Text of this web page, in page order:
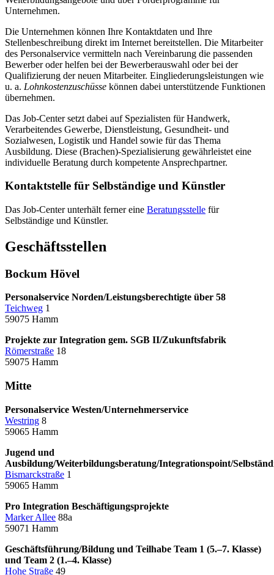
Unternehmen.
Die Unternehmen können Ihre Kontaktdaten und Ihre
Stellenbeschreibung direkt im Internet bereitstellen. Die Mitarbeiter
des Personalservice vermitteln nach Vereinbarung die passenden
Bewerber oder helfen bei der Bewerberauswahl oder bei der
Qualifizierung der neuen Mitarbeiter. Eingliederungsleistungen wie
u. a. Lohnkostenzuschüsse können dabei unterstützende Funktionen
übernehmen.
Das Job-Center setzt dabei auf Spezialisten für Handwerk,
Verarbeitendes Gewerbe, Dienstleistung, Gesundheit- und
Sozialwesen, Logistik und Handel sowie für das Thema
Ausbildung. Diese (Brachen)-Spezialisierung gewährleistet eine
individuelle Beratung durch kompetente Ansprechpartner.
Kontaktstelle für Selbständige und Künstler
Das Job-Center unterhält ferner eine Beratungsstelle für
Selbständige und Künstler.
Geschäftsstellen
Bockum Hövel
Personalservice Norden/Leistungsberechtigte über 58
Teichweg 1
59075 Hamm
Projekte zur Integration gem. SGB II/Zukunftsfabrik
Römerstraße 18
59075 Hamm
Mitte
Personalservice Westen/Unternehmerservice
Westring 8
59065 Hamm
Jugend und
Ausbildung/Weiterbildungsberatung/Integrationspoint/
Bismarckstraße 1
59065 Hamm
Pro Integration Beschäftigungsprojekte
Marker Allee 88a
59071 Hamm
Geschäftsführung/Bildung und Teilhabe Team 1 (5.–7. Klasse)
und Team 2 (1.–4. Klasse)
Hohe Straße 49